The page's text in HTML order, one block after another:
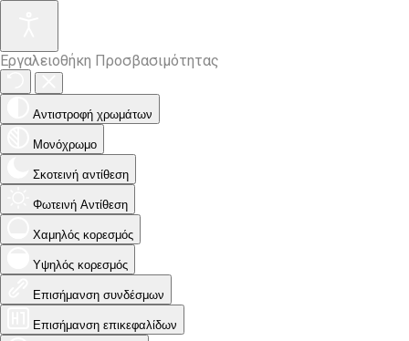
Εργαλειοθήκη Προσβασιμότητας
Αντιστροφή χρωμάτων
Μονόχρωμο
Σκοτεινή αντίθεση
Φωτεινή Αντίθεση
Χαμηλός κορεσμός
Υψηλός κορεσμός
Επισήμανση συνδέσμων
Επισήμανση επικεφαλίδων